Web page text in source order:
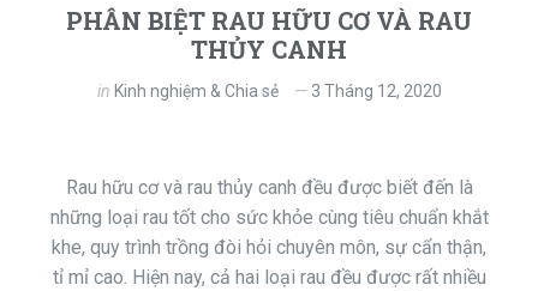
PHÂN BIỆT RAU HỮU CƠ VÀ RAU
THỦY CANH
in Kinh nghiệm & Chia sẻ 3 Tháng 12, 2020
Rau hữu cơ và rau thủy canh đều được biết đến là
những loại rau tốt cho sức khỏe cùng tiêu chuẩn khắt
khe, quy trình trồng đòi hỏi chuyên môn, sự cẩn thận,
tỉ mỉ cao. Hiện nay, cả hai loại rau đều được rất nhiều